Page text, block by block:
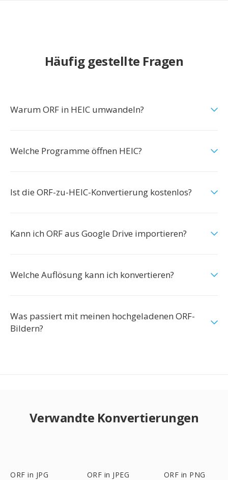
Häufig gestellte Fragen
Warum ORF in HEIC umwandeln?
Welche Programme öffnen HEIC?
Ist die ORF-zu-HEIC-Konvertierung kostenlos?
Kann ich ORF aus Google Drive importieren?
Welche Auflösung kann ich konvertieren?
Was passiert mit meinen hochgeladenen ORF-
Bildern?
Verwandte Konvertierungen
ORF in JPG ORF in JPEG ORF in PNG